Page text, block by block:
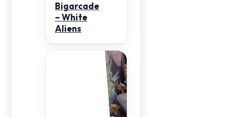
Bigarcade
– White
Aliens